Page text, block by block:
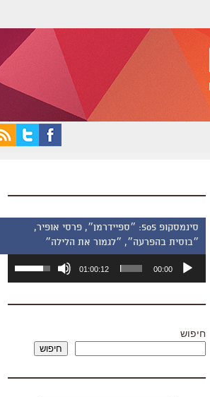
סינמסקופ 505: ״ספיידרמן״, פרסי אופיר,
״בוסית בהפרעה״, ״לגמור את הלילה״
אודיו
00:00
01:00:12
כדי
חיפוש
חיפוש